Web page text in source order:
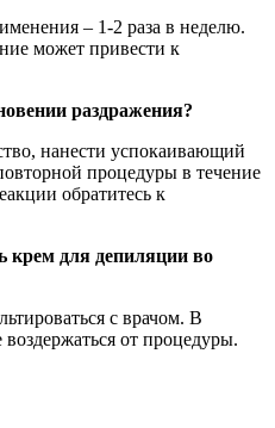
– 1-2 раза в неделю.
может привести к
раздражения?
нанести успокаивающий
процедуры в течение
обратитесь к
крем для депиляции во
с врачом. В
от процедуры.